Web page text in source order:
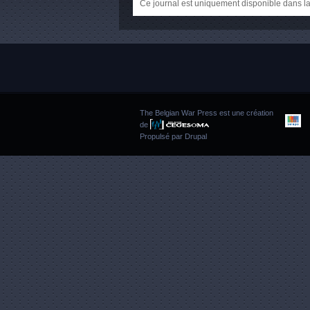
Ce journal est uniquement disponible dans
The Belgian War Press est une création
de
Propulsé par Drupal